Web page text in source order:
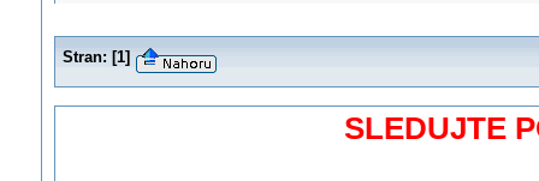
Stran: [1]
SLEDUJTE